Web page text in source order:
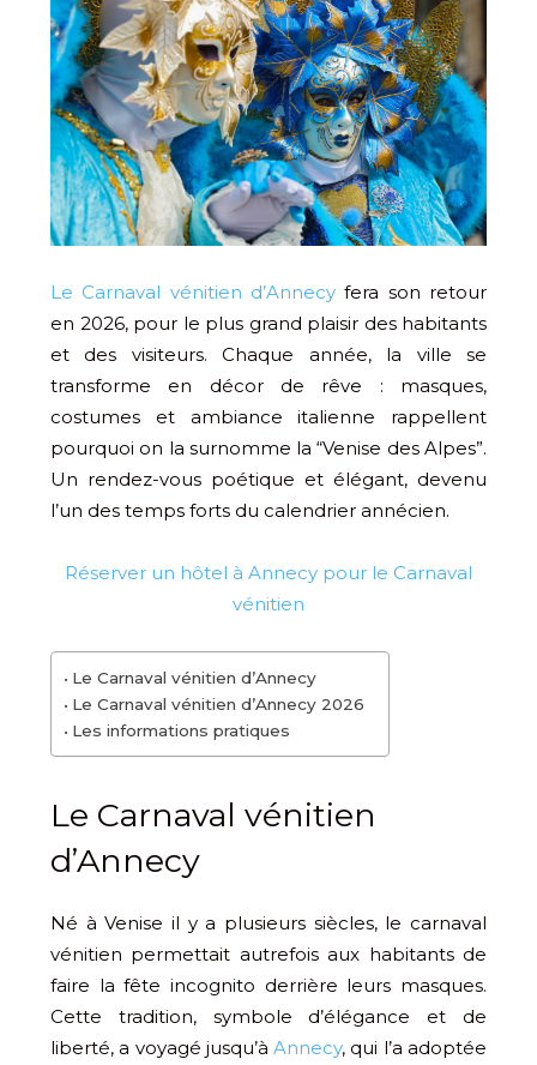
Le Carnaval vénitien d’Annecy fera son retour
en 2026, pour le plus grand plaisir des habitants
et des visiteurs. Chaque année, la ville se
transforme en décor de rêve : masques,
costumes et ambiance italienne rappellent
pourquoi on la surnomme la “Venise des Alpes”.
Un rendez-vous poétique et élégant, devenu
l’un des temps forts du calendrier annécien.
Réserver un hôtel à Annecy pour le Carnaval
vénitien
Le Carnaval vénitien d’Annecy
Le Carnaval vénitien d’Annecy 2026
Les informations pratiques
Le Carnaval vénitien
d’Annecy
Né à Venise il y a plusieurs siècles, le carnaval
vénitien permettait autrefois aux habitants de
faire la fête incognito derrière leurs masques.
Cette tradition, symbole d’élégance et de
liberté, a voyagé jusqu’àAnnecy, qui l’a adoptée